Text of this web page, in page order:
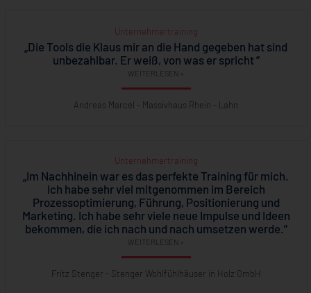
Unternehmertraining
„Die Tools die Klaus mir an die Hand gegeben hat sind
unbezahlbar. Er weiß, von was er spricht ”
WEITERLESEN »
Andreas Marcel - Massivhaus Rhein - Lahn
Unternehmertraining
„Im Nachhinein war es das perfekte Training für mich.
Ich habe sehr viel mitgenommen im Bereich
Prozessoptimierung, Führung, Positionierung und
Marketing. Ich habe sehr viele neue Impulse und Ideen
bekommen, die ich nach und nach umsetzen werde.”
WEITERLESEN »
Fritz Stenger - Stenger Wohlfühlhäuser in Holz GmbH